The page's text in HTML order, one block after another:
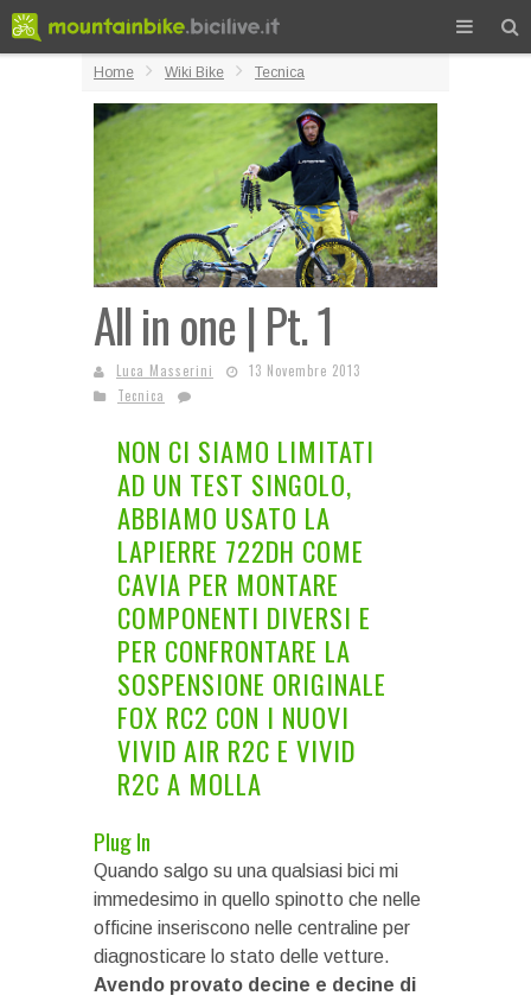
Home Wiki Bike Tecnica
All in one | Pt. 1
Luca Masserini
13 Novembre 2013
Tecnica
NON CI SIAMO LIMITATI
AD UN TEST SINGOLO,
ABBIAMO USATO LA
LAPIERRE 722DH COME
CAVIA PER MONTARE
COMPONENTI DIVERSI E
PER CONFRONTARE LA
SOSPENSIONE ORIGINALE
FOX RC2 CON I NUOVI
VIVID AIR R2C E VIVID
R2C A MOLLA
Plug In
Quando salgo su una qualsiasi bici mi
immedesimo in quello spinotto che nelle
officine inseriscono nelle centraline per
diagnosticare lo stato delle vetture.
Avendo provato decine e decine di